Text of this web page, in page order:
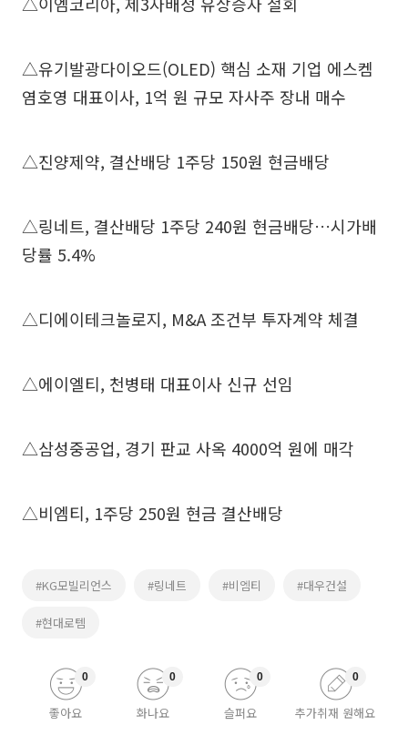
△유기발광다이오드(OLED) 핵심 소재 기업 에스켐
염호영 대표이사, 1억 원 규모 자사주 장내 매수
△진양제약, 결산배당 1주당 150원 현금배당
△링네트, 결산배당 1주당 240원 현금배당…시가배
당률 5.4%
△디에이테크놀로지, M&A 조건부 투자계약 체결
△에이엘티, 천병태 대표이사 신규 선임
△삼성중공업, 경기 판교 사옥 4000억 원에 매각
△비엠티, 1주당 250원 현금 결산배당
#KG모빌리언스 #링네트 #비엠티 #대우건설
#현대로템
좋아요
0
화나요
0
슬퍼요
0
추가취재 원해요
0